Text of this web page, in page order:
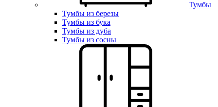
Тумбы
Тумбы из березы
Тумбы из бука
Тумбы из дуба
Тумбы из сосны